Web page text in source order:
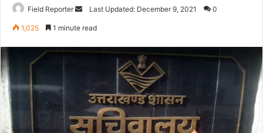
Field Reporter
SendLast Updated: December 9, 2021 0
1,025 1 minute read